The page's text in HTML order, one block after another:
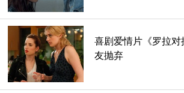
一流的拿铁咖啡赢得了他的芳心。
喜剧爱情片《罗拉对
友抛弃